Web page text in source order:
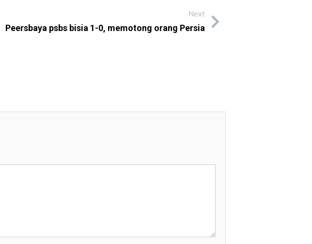
Next
Peersbaya psbs bisia 1-0, memotong orang Persia